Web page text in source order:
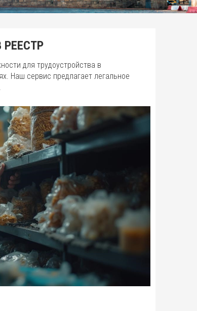
для трудоустройства в
Наш сервис предлагает легальное